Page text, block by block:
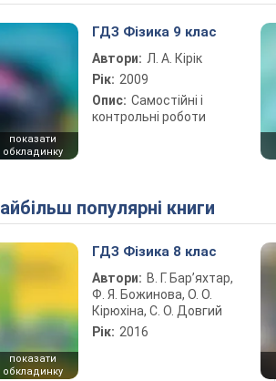
показати
обкладинку
ГДЗ Фізика 9 клас
Автори: Л. А. Кірік
Рік: 2009
Опис: Самостійні і
контрольні роботи
Найбільш популярні книги
показати
обкладинку
ГДЗ Фізика 8 клас
Автори: В. Г. Бар’яхтар,
Ф. Я. Божинова, О. О.
Кірюхіна, С. О. Довгий
Рік: 2016